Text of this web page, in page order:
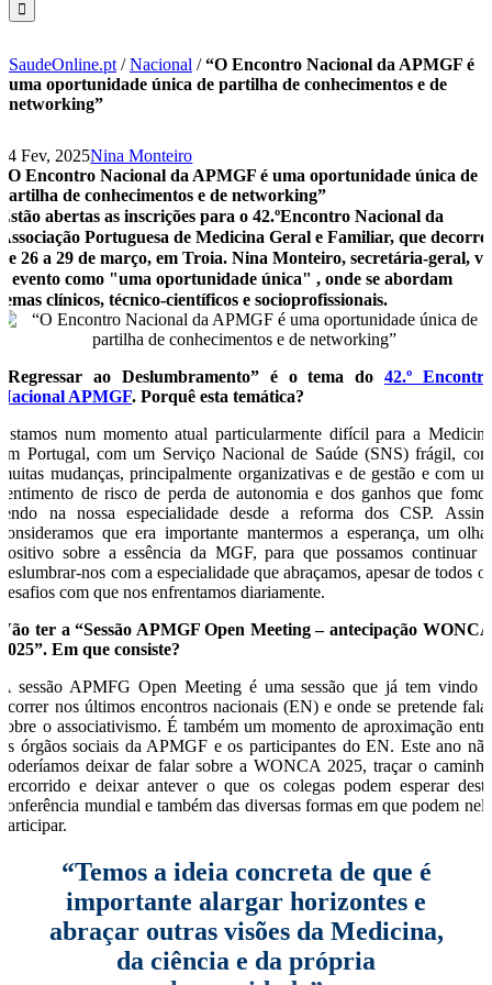
SaudeOnline.pt /Nacional /“O Encontro Nacional da APMGF é
uma oportunidade única de partilha de conhecimentos e de
networking”
24 Fev, 2025Nina Monteiro
“O Encontro Nacional da APMGF é uma oportunidade única de
partilha de conhecimentos e de networking”
Estão abertas as inscrições para o 42.ºEncontro Nacional da
Associação Portuguesa de Medicina Geral e Familiar, que decorre
de 26 a 29 de março, em Troia. Nina Monteiro, secretária-geral, vê
o evento como "uma oportunidade única" , onde se abordam
temas clínicos, técnico-científicos e socioprofissionais.
“Regressar ao Deslumbramento” é o tema do 42.º Encontro
Nacional APMGF. Porquê esta temática?
Estamos num momento atual particularmente difícil para a Medicina
em Portugal, com um Serviço Nacional de Saúde (SNS) frágil, com
muitas mudanças, principalmente organizativas e de gestão e com um
sentimento de risco de perda de autonomia e dos ganhos que fomos
tendo na nossa especialidade desde a reforma dos CSP. Assim,
consideramos que era importante mantermos a esperança, um olhar
positivo sobre a essência da MGF, para que possamos continuar a
deslumbrar-nos com a especialidade que abraçamos, apesar de todos os
desafios com que nos enfrentamos diariamente.
Vão ter a “Sessão APMGF Open Meeting – antecipação WONCA
2025”. Em que consiste?
A sessão APMFG Open Meeting é uma sessão que já tem vindo a
ocorrer nos últimos encontros nacionais (EN) e onde se pretende falar
sobre o associativismo. É também um momento de aproximação entre
os órgãos sociais da APMGF e os participantes do EN. Este ano não
poderíamos deixar de falar sobre a WONCA 2025, traçar o caminho
percorrido e deixar antever o que os colegas podem esperar desta
conferência mundial e também das diversas formas em que podem nela
participar.
“Temos a ideia concreta de que é
importante alargar horizontes e
abraçar outras visões da Medicina,
da ciência e da própria